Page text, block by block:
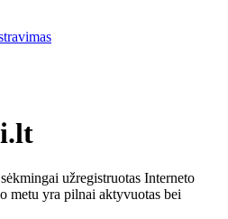
sėkmingai užregistruotas Interneto
metu yra pilnai aktyvuotas bei